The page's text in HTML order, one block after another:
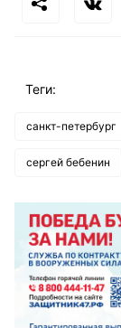
Теги:
санкт-петербург
сергей бебенин